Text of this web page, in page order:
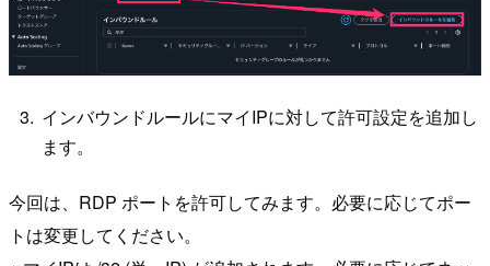
インバウンドルールにマイIPに対して許可設定を追加し
ます。
今回は、RDP ポートを許可してみます。必要に応じてポー
トは変更してください。